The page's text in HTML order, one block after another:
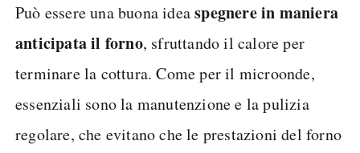
Può essere una buona ideaspegnere in maniera
anticipata il forno, sfruttando il calore per
terminare la cottura. Come per il microonde,
essenziali sono la manutenzione e la pulizia
regolare, che evitano che le prestazioni del forno